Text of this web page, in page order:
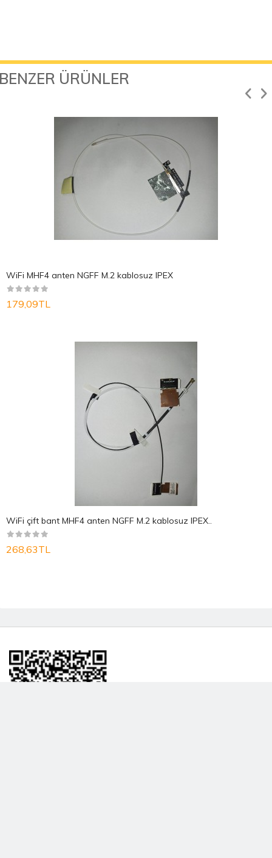
ÜRÜNLER
WiFi MHF4 anten NGFF M.2 kablosuz IPEX
179,09TL
WiFi çift bant MHF4 anten NGFF M.2 kablosuz IPEX..
268,63TL